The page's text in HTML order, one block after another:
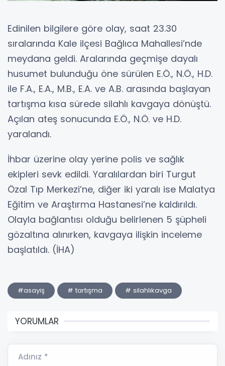
Edinilen bilgilere göre olay, saat 23.30
sıralarında Kale ilçesi Bağlıca Mahallesi’nde
meydana geldi. Aralarında geçmişe dayalı
husumet bulunduğu öne sürülen E.Ö., N.Ö., H.D.
ile F.A., E.A., M.B., E.A. ve A.B. arasında başlayan
tartışma kısa sürede silahlı kavgaya dönüştü.
Açılan ateş sonucunda E.Ö., N.Ö. ve H.D.
yaralandı.
İhbar üzerine olay yerine polis ve sağlık
ekipleri sevk edildi. Yaralılardan biri Turgut
Özal Tıp Merkezi’ne, diğer iki yaralı ise Malatya
Eğitim ve Araştırma Hastanesi’ne kaldırıldı.
Olayla bağlantısı olduğu belirlenen 5 şüpheli
gözaltına alınırken, kavgaya ilişkin inceleme
başlatıldı. (İHA)
#asayiş # tartışma # silahlıkavga
YORUMLAR
Adınız *